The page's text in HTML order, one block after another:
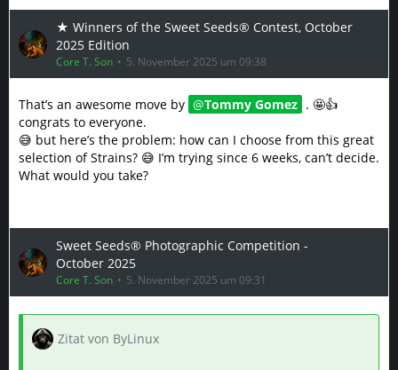
★ Winners of the Sweet Seeds® Contest, October
2025 Edition
Core T. Son 5. November 2025 um 09:38
That’s an awesome move by Tommy Gomez . 🤩👍
congrats to everyone.
😅 but here’s the problem: how can I choose from this great
selection of Strains? 😅 I’m trying since 6 weeks, can’t decide.
What would you take?
Sweet Seeds® Photographic Competition -
October 2025
Core T. Son 5. November 2025 um 09:31
Zitat von ByLinux